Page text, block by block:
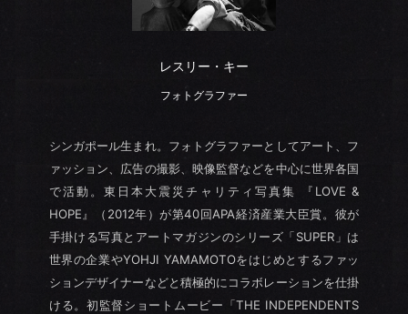
レスリー・キー
フォトグラファー
シンガポール生まれ。フォトグラファーとしてアート、フ
ァッション、広告の撮影、映像監督などを中心に世界各国
で活動。東日本大震災チャリティ写真集 『LOVE &
HOPE』（2012年）が第40回APA経済産業大臣賞。彼が
手掛ける写真とアートマガジンのシリーズ「SUPER」は
世界の企業やYOHJI YAMAMOTOをはじめとするファッ
ションデザイナーなどと積極的にコラボレーションを仕掛
ける。初監督ショートムービー「THE INDEPENDENTS